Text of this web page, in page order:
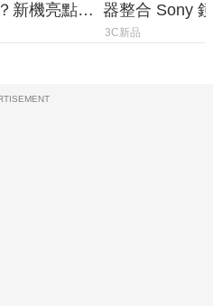
新機亮點預 器整合 Sony
條 USB-C 就
3C新品